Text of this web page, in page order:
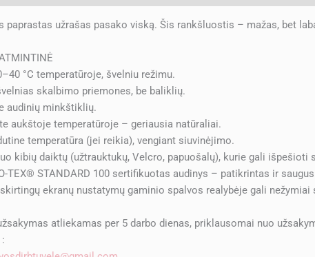
paprastas užrašas pasako viską. Šis rankšluostis – mažas, bet
°C temperatūroje, švelniu režimu.
skalbimo priemones, be baliklių.
audinių minkštiklių.
aukštoje temperatūroje – geriausia natūraliai.
temperatūra (jei reikia), vengiant siuvinėjimo.
kibių daiktų (užtrauktukų, Velcro, papuošalų), kurie gali išpešioti
TEX® STANDARD 100 sertifikuotas audinys – patikrintas ir
ekranų nustatymų gaminio spalvos realybėje gali
atliekamas per 5 darbo dienas, priklausomai nuo